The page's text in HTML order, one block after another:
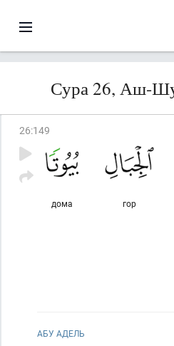
Сура 26, Аш-
26:149
гор
дома
АБУ АДЕЛЬ